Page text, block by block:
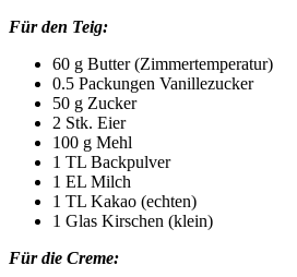
Für den Teig:
60 g Butter (Zimmertemperatur)
0.5 Packungen Vanillezucker
50 g Zucker
2 Stk. Eier
100 g Mehl
1 TL Backpulver
1 EL Milch
1 TL Kakao (echten)
1 Glas Kirschen (klein)
Für die Creme: